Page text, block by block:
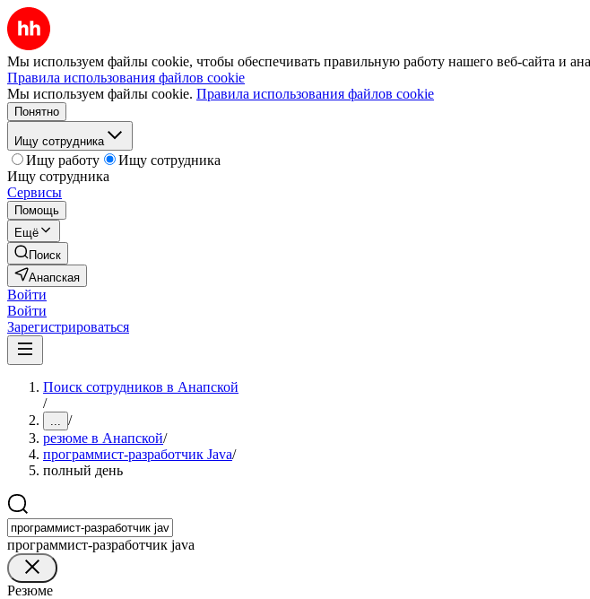
Мы используем файлы cookie, чтобы обеспечивать правильную работу нашего веб-сайта и
Правила использования файлов cookie
Мы используем файлы cookie. Правила использования файлов cookie
Понятно
Ищу сотрудника
Ищу работу
Ищу сотрудника
Ищу сотрудника
Сервисы
Помощь
Ещё
Поиск
Анапская
Войти
Войти
Зарегистрироваться
Поиск сотрудников в Анапской
/
... /
резюме в Анапской/
программист-разработчик Java/
полный день
программист-разработчик java
Резюме